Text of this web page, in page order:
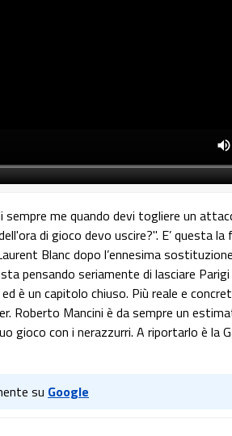
sempre me quando devi togliere un
di gioco devo uscire?". E’ questa la
Blanc dopo l’ennesima
pensando seriamente di lasciare
è un capitolo chiuso. Più reale e
Roberto Mancini è da sempre un
gioco con i nerazzurri. A riportarlo è la
su Google